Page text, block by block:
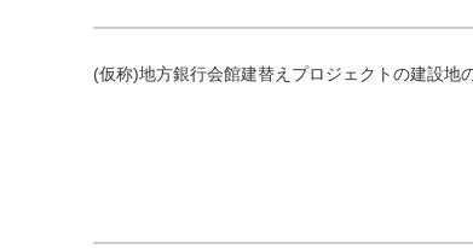
(仮称)地方銀行会館建替えプロジェクトの建設地